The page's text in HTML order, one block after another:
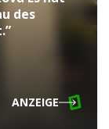
des
ANZEIGE